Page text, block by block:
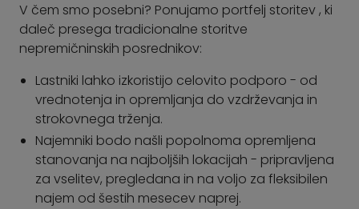
V čem smo posebni? Ponujamo portfelj storitev, ki
daleč presega tradicionalne storitve
nepremičninskih posrednikov:
Lastniki lahko izkoristijo celovito podporo - od
vrednotenja in opremljanja do vzdrževanja in
strokovnega trženja.
Najemniki bodo našli popolnoma opremljena
stanovanja na najboljših lokacijah - pripravljena
za vselitev, pregledana in na voljo za fleksibilen
najem od šestih mesecev naprej.